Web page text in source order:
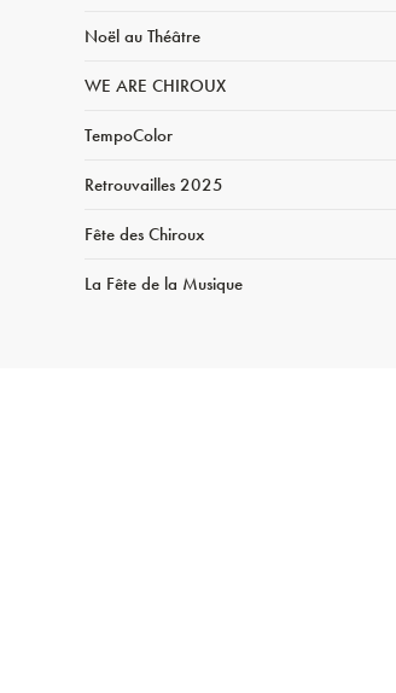
Noël au Théâtre
WE ARE CHIROUX
TempoColor
Retrouvailles 2025
Fête des Chiroux
La Fête de la Musique